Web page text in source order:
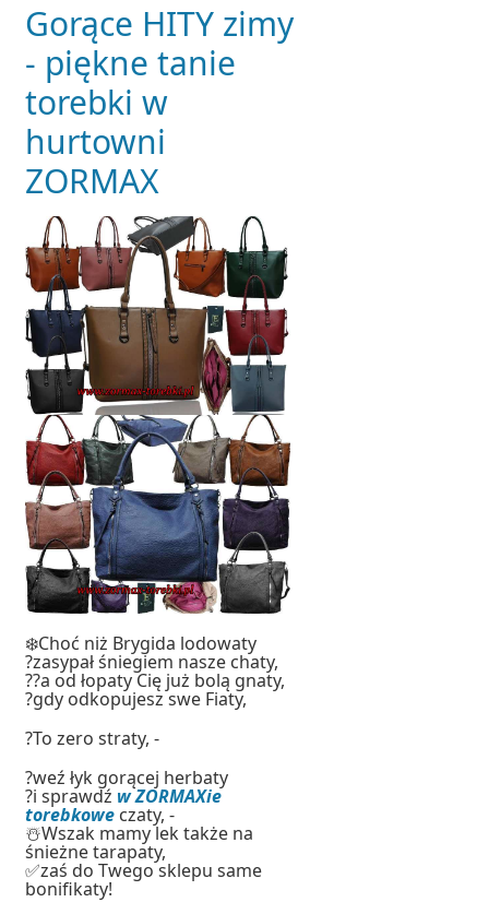
Gorące HITY zimy
- piękne tanie
torebki w
hurtowni
ZORMAX
❄️Choć niż Brygida lodowaty
?zasypał śniegiem nasze chaty,
?‍?a od łopaty Cię już bolą gnaty,
?gdy odkopujesz swe Fiaty,
?To zero straty, -
?weź łyk gorącej herbaty
?i sprawdź w ZORMAXie
torebkowe czaty, -
☃️Wszak mamy lek także na
śnieżne tarapaty,
✅zaś do Twego sklepu same
bonifikaty!